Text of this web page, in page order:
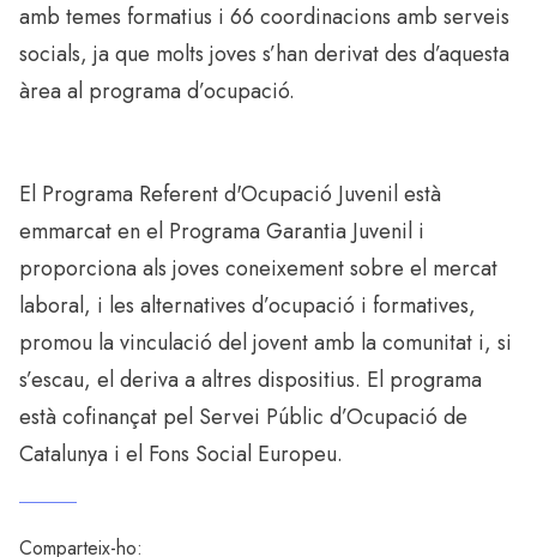
amb temes formatius i 66 coordinacions amb serveis
socials, ja que molts joves s’han derivat des d’aquesta
àrea al programa d’ocupació.
El Programa Referent d'Ocupació Juvenil està
emmarcat en el Programa Garantia Juvenil i
proporciona als joves coneixement sobre el mercat
laboral, i les alternatives d’ocupació i formatives,
promou la vinculació del jovent amb la comunitat i, si
s’escau, el deriva a altres dispositius. El programa
està cofinançat pel Servei Públic d’Ocupació de
Catalunya i el Fons Social Europeu.
Comparteix-ho: